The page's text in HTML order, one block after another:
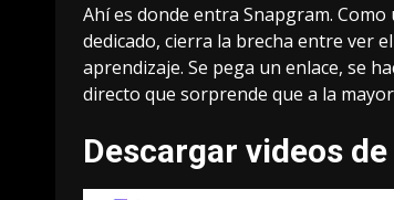
Ahí es donde entra Snapgram.
dedicado, cierra la brecha entre ver
aprendizaje. Se pega un enlace, se
directo que sorprende que a la
Descargar videos